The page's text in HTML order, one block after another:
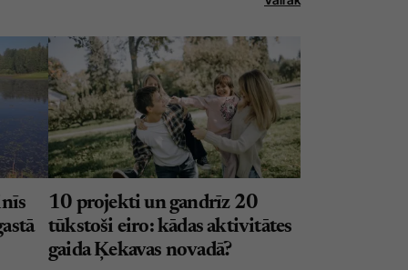
10 projekti un gandrīz 20
tūkstoši eiro: kādas aktivitātes
gaida Ķekavas novadā?